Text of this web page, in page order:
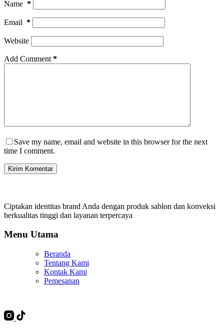
Name *
Email *
Website
Add Comment *
Save my name, email and website in this browser for the next
time I comment.
Kirim Komentar
Ciptakan identitas brand Anda dengan produk sablon dan konveksi
berkualitas tinggi dan layanan terpercaya
Menu Utama
Beranda
Tentang Kami
Kontak Kami
Pemesanan